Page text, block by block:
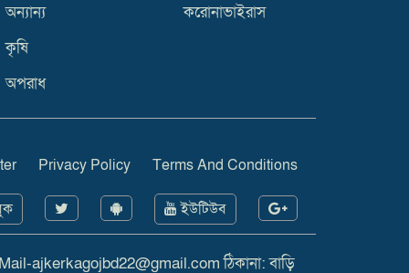
অন্যান্য
কৃষি
অপরাধ
করোনাভাইরাস
Privacy Policy Terms And Conditions
ইউটিউব
ajkerkagojbd22@gmail.com ঠিকানা: বাড়ি